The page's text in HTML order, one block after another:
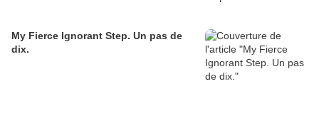
My Fierce Ignorant Step. Un pas de
dix.